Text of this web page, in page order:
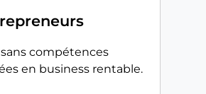
compétences
en business rentable.